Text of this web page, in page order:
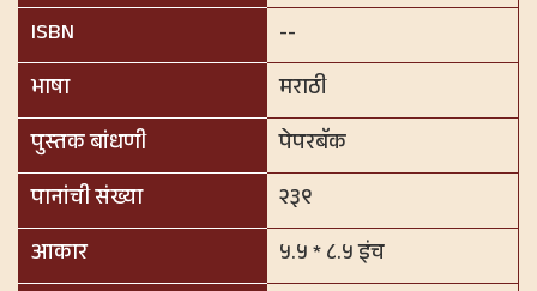
ISBN
--
भाषा
मराठी
पुस्तक बांधणी
पेपरबॅक
पानांची संख्या
२३९
आकार
५.५ * ८.५ इंच